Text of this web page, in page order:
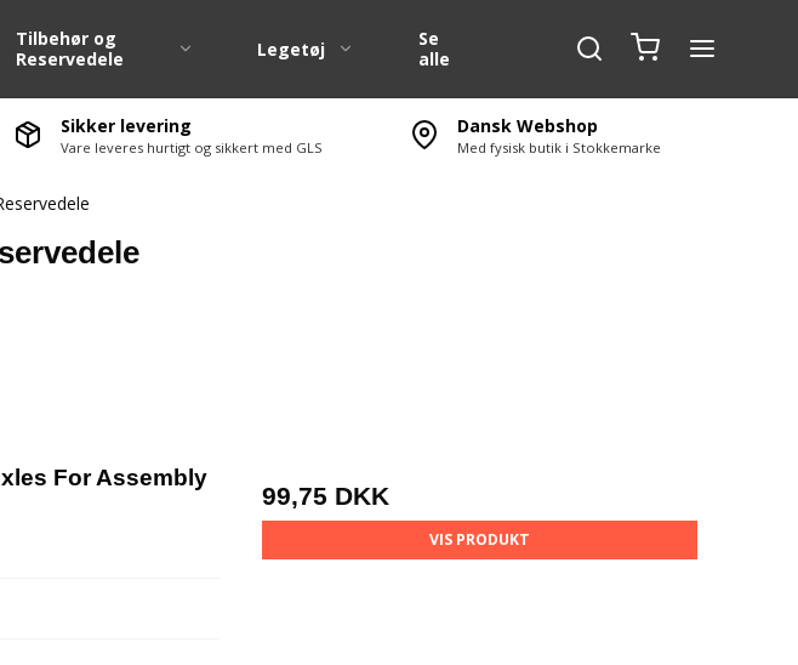
Tilbehør og
Reservedele
Scale
Servo / Servohorn
Legetøj
Se
alle
Sikker levering
Vare leveres hurtigt og sikkert med GLS
Dansk Webshop
Med fysisk butik i Stokkemarke
For Assembly
99,75 DKK
VIS PRODUKT